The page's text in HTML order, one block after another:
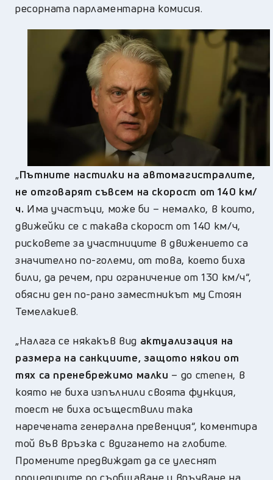
ресорната парламентарна комисия.
„Пътните настилки на автомагистралите,
не отговарят съвсем на скорост от 140 км/
ч. Има участъци, може би – немалко, в които,
движейки се с такава скорост от 140 км/ч,
рисковете за участниците в движението са
значително по-големи, от това, което биха
били, да речем, при ограничение от 130 км/ч“,
обясни ден по-рано заместникът му Стоян
Темелакиев.
„Налага се някакъв вид актуализация на
размера на санкциите, защото някои от
тях са пренебрежимо малки – до степен, в
която не биха изпълнили своята функция,
тоест не биха осъществили така
наречената генерална превенция“, коментира
той във връзка с вдигането на глобите.
Промените предвиждат да се улеснят
процедурите по съобщаване и връчване на